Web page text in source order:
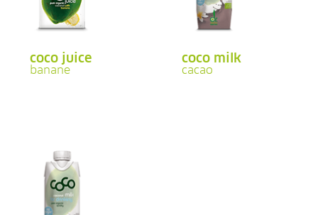
coco juice
banane
coco milk
cacao